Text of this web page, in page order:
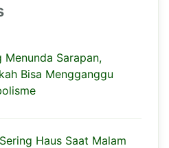
Menunda Sarapan,
Bisa Mengganggu
Haus Saat Malam